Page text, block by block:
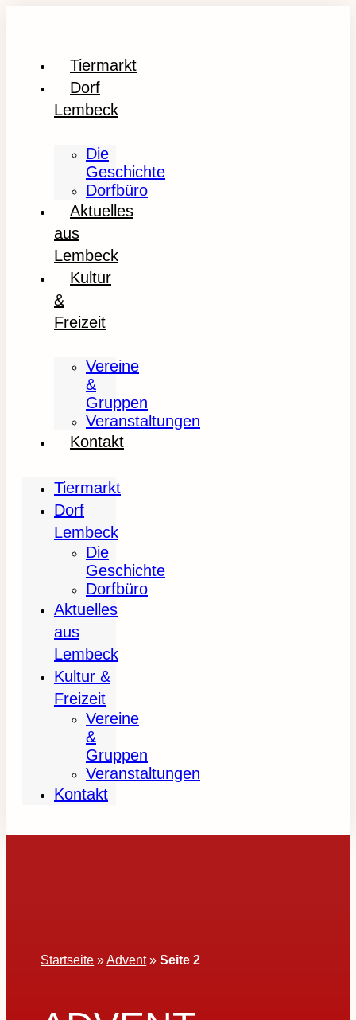
Tiermarkt
Dorf
Lembeck
Die
Geschichte
Dorfbüro
Aktuelles
aus
Lembeck
Kultur
&
Freizeit
Vereine
&
Gruppen
Veranstaltungen
Kontakt
Tiermarkt
Dorf
Lembeck
Die
Geschichte
Dorfbüro
Aktuelles
aus
Lembeck
Kultur &
Freizeit
Vereine
&
Gruppen
Veranstaltungen
Kontakt
Startseite »Advent»Seite 2